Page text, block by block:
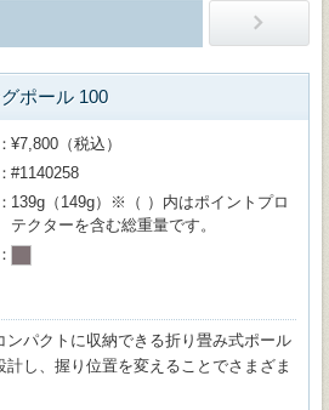
ポール 100
¥7,800（税込）
#1140258
139g（149g）※（ ）内はポイントプロ
テクターを含む総重量です。
ンパクトに収納できる折り畳み式ポール
し、握り位置を変えることでさまざま